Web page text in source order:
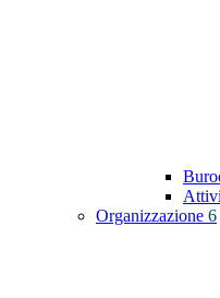
Organizzazione 6